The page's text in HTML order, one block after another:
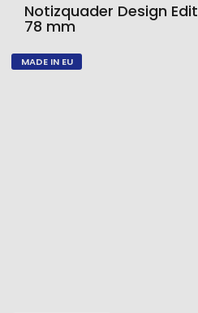
Notizquader Design
78 mm
Zum
MADE IN EU